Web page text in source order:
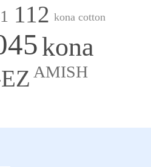
kona
112
AMISH
kona cotton